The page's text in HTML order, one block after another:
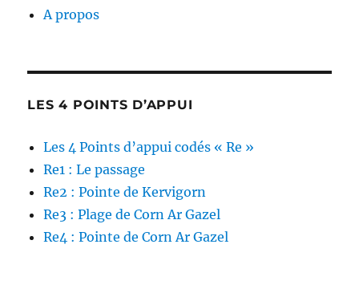
A propos
LES 4 POINTS D’APPUI
Les 4 Points d’appui codés « Re »
Re1 : Le passage
Re2 : Pointe de Kervigorn
Re3 : Plage de Corn Ar Gazel
Re4 : Pointe de Corn Ar Gazel